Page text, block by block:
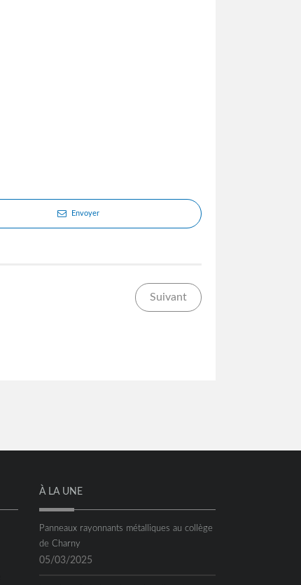
Envoyer
Suivant
À LA UNE
Panneaux rayonnants métalliques au collège
de Charny
05/03/2025